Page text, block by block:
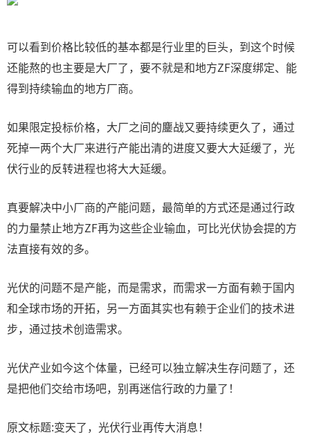
可以看到价格比较低的基本都是行业里的巨头，到这个时候
还能熬的也主要是大厂了，要不就是和地方ZF深度绑定、能
得到持续输血的地方厂商。
如果限定投标价格，大厂之间的鏖战又要持续更久了，通过
死掉一两个大厂来进行产能出清的进度又要大大延缓了，光
伏行业的反转进程也将大大延缓。
真要解决中小厂商的产能问题，最简单的方式还是通过行政
的力量禁止地方ZF再为这些企业输血，可比光伏协会提的方
法直接有效的多。
光伏的问题不是产能，而是需求，而需求一方面有赖于国内
和全球市场的开拓，另一方面其实也有赖于企业们的技术进
步，通过技术创造需求。
光伏产业如今这个体量，已经可以独立解决生存问题了，还
是把他们交给市场吧，别再迷信行政的力量了！
原文标题:变天了，光伏行业再传大消息！